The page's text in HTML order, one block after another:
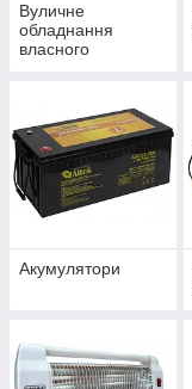
Вуличне
обладнання
власного
Акумулятори